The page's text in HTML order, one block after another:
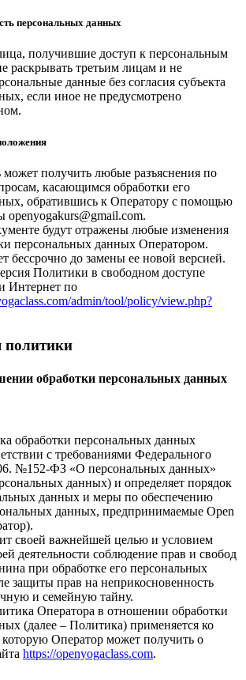
персональных данных
получившие доступ к персональным
раскрывать третьим лицам и не
данные без согласия субъекта
если иное не предусмотрено
может получить любые разъяснения по
касающимся обработки его
обратившись к Оператору с помощью
openyogakurs@gmail.com.
будут отражены любые изменения
персональных данных Оператором.
бессрочно до замены ее новой версией.
Политики в свободном доступе
Интернет по
admin/tool/policy/view.php?
политики
обработки персональных данных
обработки персональных данных
с требованиями Федерального
№152-ФЗ «О персональных данных»
данных) и определяет порядок
данных и меры по обеспечению
данных, предпринимаемые Open
своей важнейшей целью и условием
деятельности соблюдение прав и свобод
при обработке его персональных
защиты прав на неприкосновенность
и семейную тайну.
Оператора в отношении обработки
(далее – Политика) применяется ко
Оператор может получить о
https://openyogaclass.com.